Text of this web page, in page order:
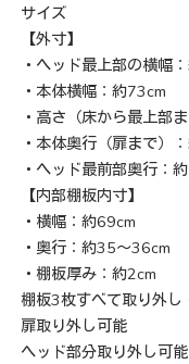
サイズ
【外寸】
・ヘッド最上部の横幅
・本体横幅：約73cm
・高さ（床から最上部
・本体奥行（扉まで）
・ヘッド最前部奥行：
【内部棚板内寸】
・横幅：約69cm
・奥行：約35〜36cm
・棚板厚み：約2cm
棚板3枚すべて取り外し
扉取り外し可能
ヘッド部分取り外し可能